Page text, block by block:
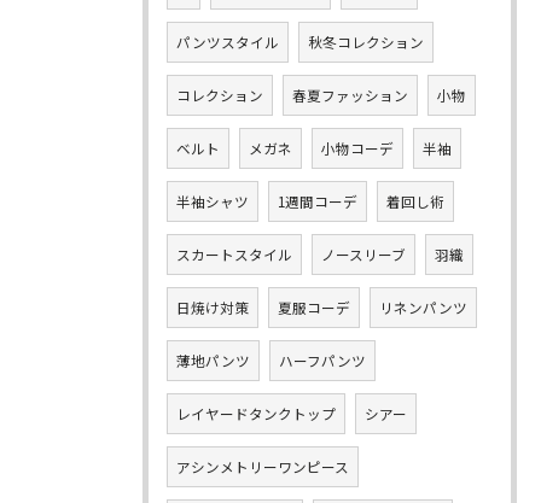
パンツスタイル 秋冬コレクション
コレクション 春夏ファッション 小物
ベルト メガネ 小物コーデ 半袖
半袖シャツ 1週間コーデ 着回し術
スカートスタイル ノースリーブ 羽織
日焼け対策 夏服コーデ リネンパンツ
薄地パンツ ハーフパンツ
レイヤードタンクトップ シアー
アシンメトリーワンピース